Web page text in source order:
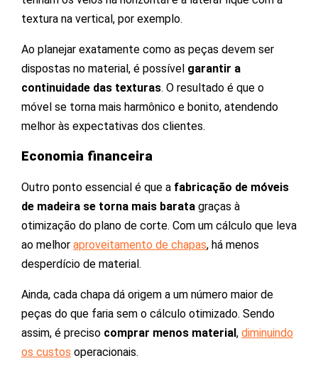
textura na vertical, por exemplo.
Ao planejar exatamente como as peças devem ser
dispostas no material, é possível garantir a
continuidade das texturas. O resultado é que o
móvel se torna mais harmônico e bonito, atendendo
melhor às expectativas dos clientes.
Economia financeira
Outro ponto essencial é que a fabricação de móveis
de madeira se torna mais barata graças à
otimização do plano de corte. Com um cálculo que leva
ao melhor aproveitamento de chapas, há menos
desperdício de material.
Ainda, cada chapa dá origem a um número maior de
peças do que faria sem o cálculo otimizado. Sendo
assim, é preciso comprar menos material, diminuindo
os custos operacionais.